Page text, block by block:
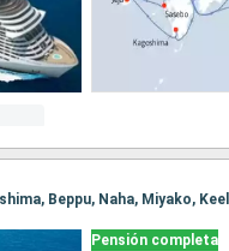
Beppu, Naha, Miyako,
Pensión completa